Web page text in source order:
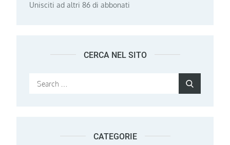
Unisciti ad altri 86 di abbonati
CERCA NEL SITO
Search
CATEGORIE